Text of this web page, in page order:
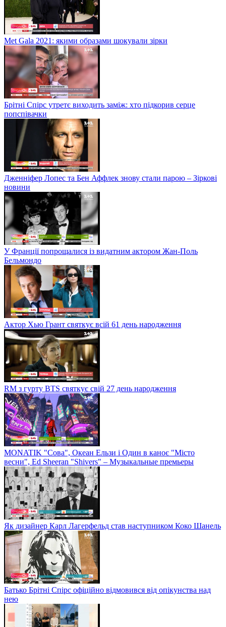
Met Gala 2021: якими образами шокували зірки
Брітні Спірс утретє виходить заміж: хто підкорив серце
попспівачки
Дженніфер Лопес та Бен Аффлек знову стали парою – Зіркові
новини
У Франції попрощалися із видатним актором Жан-Поль
Бельмондо
Актор Хью Грант святкує всій 61 день народження
RM з гурту BTS святкує свій 27 день народження
MONATIK "Сова", Океан Ельзи і Один в каноє "Місто
весни", Ed Sheeran "Shivers" – Музыкальные премьеры
Як дизайнер Карл Лагерфельд став наступником Коко Шанель
Батько Брітні Спірс офіційно відмовився від опікунства над
нею